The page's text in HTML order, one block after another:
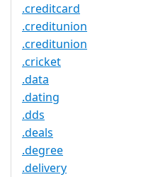
.creditcard
.creditunion
.creditunion
.cricket
.data
.dating
.dds
.deals
.degree
.delivery